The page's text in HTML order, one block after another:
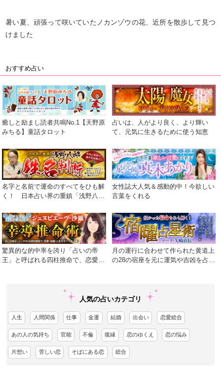
暑い夏、頑張って咲いていたノカンゾウの花、近所を散歩して見つ
けました
おすすめ占い
癒しと励まし読者共鳴No.1【天野原
みちる】童話タロット
占いは、人がより良く、より輝い
て、元気に生きるために使う知恵
名字と名前で運命のすべてをひも解
く！ 日本占い界の重鎮「浅野八
女性誌大人気＆感動的中！今欲しい
言葉をくれる
驚異的な的中率を誇り「占いの帝
王」と呼ばれる四柱推命で、恋愛・
月の運行に合わせて作られた黄道上
の28の宿座を元に運気や吉凶を占う
人気の占いカテゴリ
人生 人間関係 仕事 金運 結婚 出会い 恋愛総合
あの人の気持ち 官能 不倫 復縁 恋のゆくえ 恋の悩み
片想い 苦しい恋 そばにある恋 総合